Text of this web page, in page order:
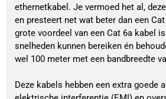
ethernetkabel. Je vermoed het al,
en presteert net wat beter dan een
grote voordeel van een Cat 6a kabel
snelheden kunnen bereiken én
wel 100 meter met een bandbreedte
Deze kabels hebben een extra goede